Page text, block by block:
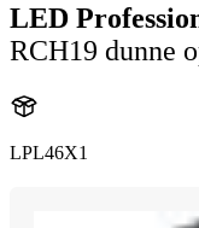
LED
RCH19 dunne
LPL46X1